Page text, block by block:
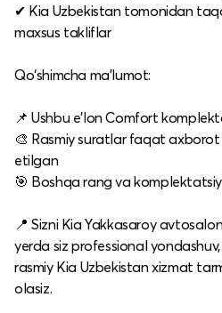
✔ Kia Uzbekistan tomonidan
maxsus takliflar
Qo‘shimcha ma’lumot:
📌 Ushbu e’lon Comfort
🎨 Rasmiy suratlar faqat
etilgan
🎯 Boshqa rang va
📍 Sizni Kia Yakkasaroy
yerda siz professional
rasmiy Kia Uzbekistan xizmat
olasiz.